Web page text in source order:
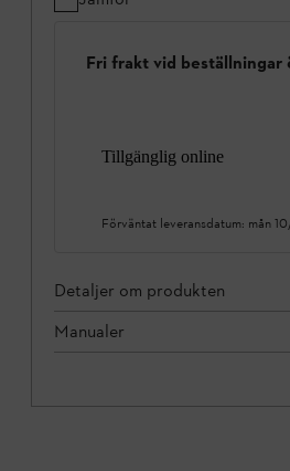
Fri frakt vid beställningar
Tillgänglig online
Förväntat leveransdatum: mån
Detaljer om produkten
Manualer